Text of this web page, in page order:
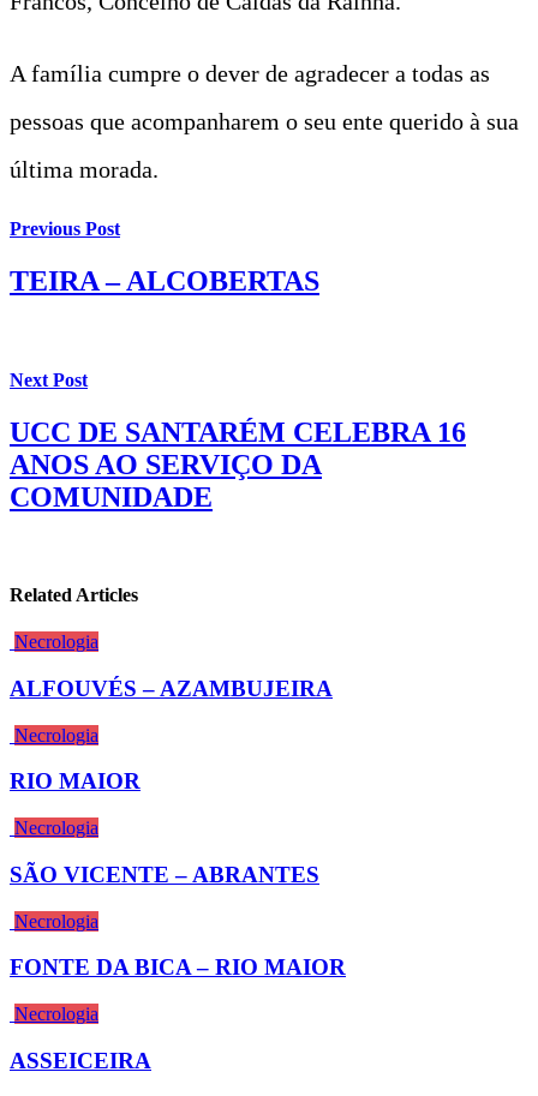
A família cumpre o dever de agradecer a todas as
pessoas que acompanharem o seu ente querido à sua
última morada.
Previous Post
TEIRA – ALCOBERTAS
Next Post
UCC DE SANTARÉM CELEBRA 16
ANOS AO SERVIÇO DA
COMUNIDADE
Related Articles
Necrologia
ALFOUVÉS – AZAMBUJEIRA
Necrologia
RIO MAIOR
Necrologia
SÃO VICENTE – ABRANTES
Necrologia
FONTE DA BICA – RIO MAIOR
Necrologia
ASSEICEIRA